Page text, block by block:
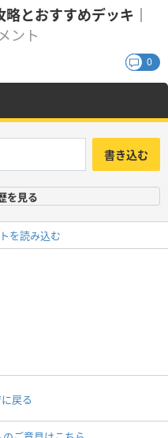
とおすすめデッキ｜
ント
0
書き込む
を見る
を読み込む
戻る